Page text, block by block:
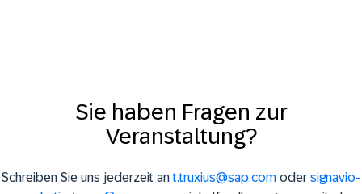
Sie haben Fragen zur
Veranstaltung?
Schreiben Sie uns jederzeit ant.truxius@sap.com oder signavio-